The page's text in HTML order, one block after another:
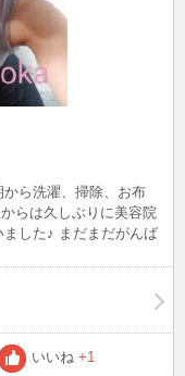
ら洗濯、掃除、お布
らは久しぶりに美容院
した♪ まだまだがんば
いいね +1